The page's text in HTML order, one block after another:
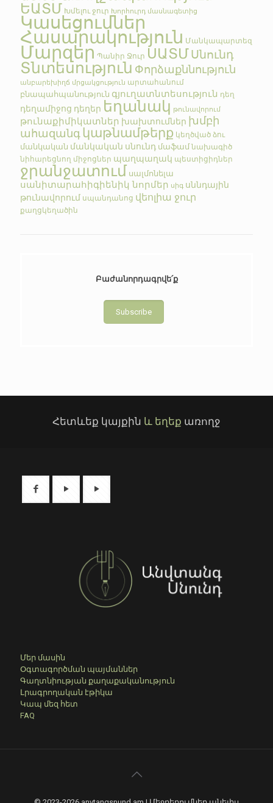
ԵԱՏՄ Խմելու ջուր Խորհուրդ մասնագետից
Կասեցումներ
Հասարակություն Մանկապարտեզ
Մարզեր Պանիր Ջուր ՍԱՏՄՍնունդ
Տնտեսություն Փորձաքննություն
անբարեխիղճ մրցակցություն արտահանում
բնապահպանություն գյուղատնտեսություն դեղ
դեղամիջոց դեղեր եղանակ թունավորում
թունաքիմիկատներ խախտումներ խմբի
ահազանգկաթնամթերք կեղծված ձու
մանկական մանկական սնունդ մաֆամ նախագիծ
նիհարեցնող միջոցներ պաղպաղակ պեստիցիդներ
ջրանջատում սալմոնելա
սանիտարահիգիենիկ նորմեր սիգ սննդային
թունավորում սպանդանոց վեոլիա ջուր
քաղցկեղածին
Բաժանորդագրվե՛ք
Subscribe
Հետևեք կայքին և եղեք առողջ
Մեր մասին
Օգտագործման պայմաններ
Գաղտնիության քաղաքականություն
Լրագրողական էթիկա
Կապ մեզ հետ
FAQ